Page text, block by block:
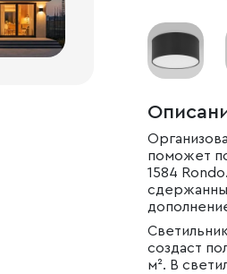
поможет
1584
создаст
м². В